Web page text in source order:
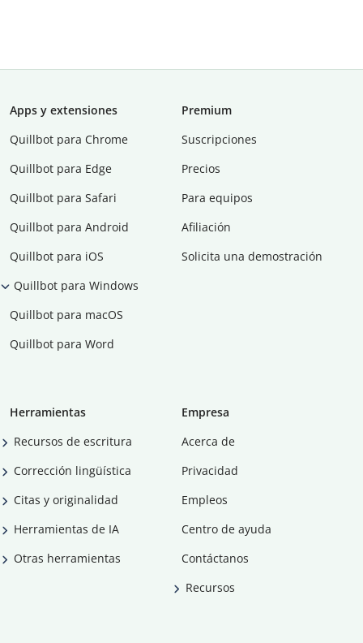
Apps y extensiones
Quillbot para Chrome
Quillbot para Edge
Quillbot para Safari
Quillbot para Android
Quillbot para iOS
Quillbot para Windows
Quillbot para macOS
Quillbot para Word
Premium
Suscripciones
Precios
Para equipos
Afiliación
Solicita una demostración
Herramientas
Recursos de escritura
Corrección lingüística
Citas y originalidad
Herramientas de IA
Otras herramientas
Empresa
Acerca de
Privacidad
Empleos
Centro de ayuda
Contáctanos
Recursos